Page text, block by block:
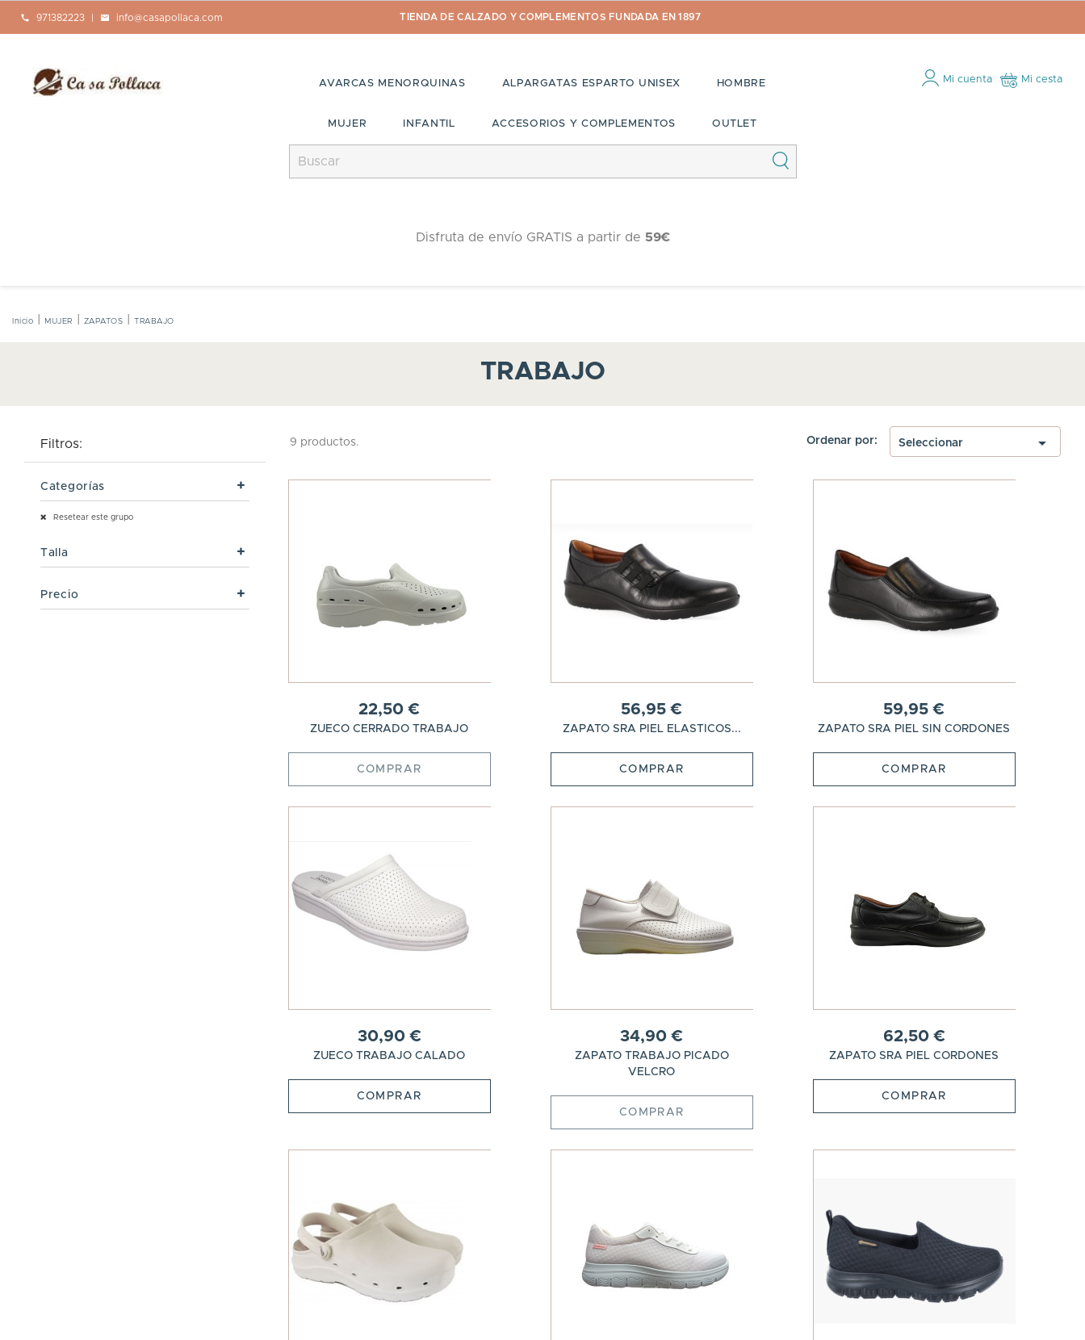
call 971382223 mail info@casapollaca.com TIENDA DE CALZADO Y COMPLEMENTOS FUNDADA EN 1897
AVARCAS MENORQUINAS ALPARGATAS ESPARTO UNISEX HOMBRE
MUJER INFANTIL ACCESORIOS Y COMPLEMENTOS OUTLET
Mi cuenta Mi cesta
Disfruta de envío GRATIS a partir de 59€
Inicio MUJER ZAPATOS TRABAJO
TRABAJO
Filtros:
Categorías
Resetear este grupo
Talla
Precio
9 productos. Ordenar por: Seleccionar 
22,50 €
ZUECO CERRADO TRABAJO
COMPRAR
56,95 €
ZAPATO SRA PIEL ELASTICOS...
COMPRAR
59,95 €
ZAPATO SRA PIEL SIN CORDONES
COMPRAR
30,90 €
ZUECO TRABAJO CALADO
COMPRAR
34,90 €
ZAPATO TRABAJO PICADO
VELCRO
COMPRAR
62,50 €
ZAPATO SRA PIEL CORDONES
COMPRAR